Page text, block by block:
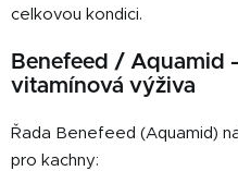
celkovou kondici.
Benefeed / Aquamid
vitamínová výživa
Řada Benefeed (Aquamid)
pro kachny: